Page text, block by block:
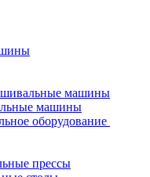
машины
машины
оборудование
прессы